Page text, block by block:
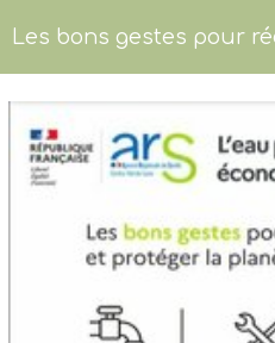
Les bons gestes pour